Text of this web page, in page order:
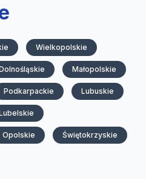
Wielkopolskie
Małopolskie
Podkarpackie Lubuskie
Opolskie Świętokrzyskie